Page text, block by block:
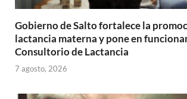
Gobierno de Salto fortalece la
lactancia materna y pone en
Consultorio de Lactancia
7 agosto, 2026